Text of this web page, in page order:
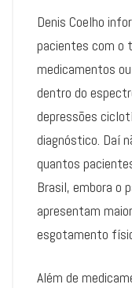
Denis Coelho
pacientes com o
medicamentos
dentro do
depressões
diagnóstico. Daí
quantos
Brasil, embora o
apresentam
esgotamento
Além de